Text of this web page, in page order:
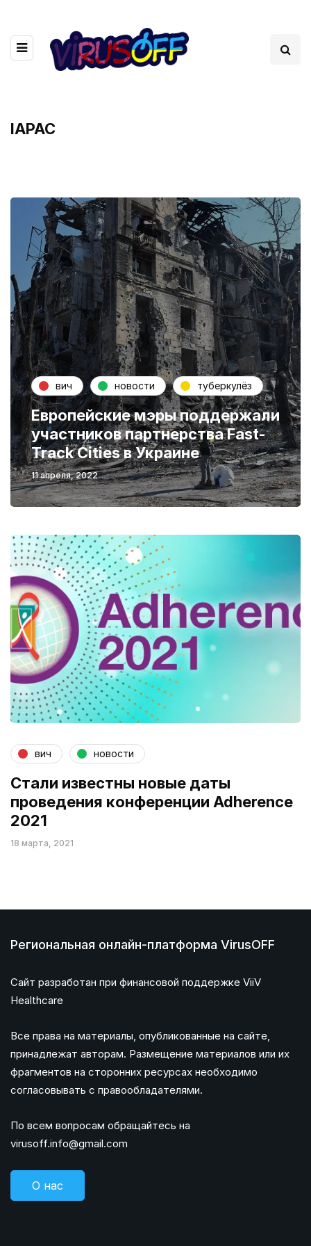
IAPAC
вич новости туберкулёз
Европейские мэры поддержали
участников партнерства Fast-
Track Cities в Украине
11 апреля, 2022
вич новости
Стали известны новые даты
проведения конференции Adherence
2021
18 марта, 2021
Региональная онлайн-платформа VirusOFF
Сайт разработан при финансовой поддержке ViiV
Healthcare
Все права на материалы, опубликованные на сайте,
принадлежат авторам. Размещение материалов или их
фрагментов на сторонних ресурсах необходимо
согласовывать с правообладателями.
По всем вопросам обращайтесь на
virusoff.info@gmail.com
О нас